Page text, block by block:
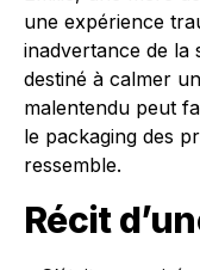
une expérience
inadvertance de la
destiné à calmer
malentendu peut
le packaging des
ressemble.
Récit